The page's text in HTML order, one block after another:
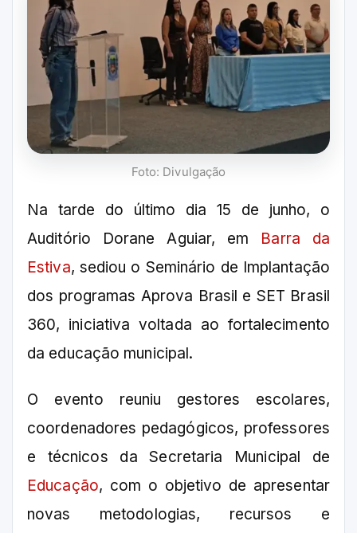
Foto: Divulgação
Na tarde do último dia 15 de junho, o
Auditório Dorane Aguiar, em Barra da
Estiva, sediou o Seminário de Implantação
dos programas Aprova Brasil e SET Brasil
360, iniciativa voltada ao fortalecimento
da educação municipal.
O evento reuniu gestores escolares,
coordenadores pedagógicos, professores
e técnicos da Secretaria Municipal de
Educação, com o objetivo de apresentar
novas metodologias, recursos e